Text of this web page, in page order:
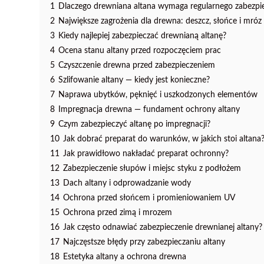
1 Dlaczego drewniana altana wymaga regularnego
2 Największe zagrożenia dla drewna: deszcz, słońce i mróz
3 Kiedy najlepiej zabezpieczać drewnianą altanę?
4 Ocena stanu altany przed rozpoczęciem prac
5 Czyszczenie drewna przed zabezpieczeniem
6 Szlifowanie altany — kiedy jest konieczne?
7 Naprawa ubytków, pęknięć i uszkodzonych elementów
8
Impregnacja drewna — fundament ochrony altany
9 Czym zabezpieczyć altanę po impregnacji?
10 Jak dobrać preparat do warunków, w jakich stoi altana?
11 Jak prawidłowo nakładać preparat ochronny?
12 Zabezpieczenie słupów i miejsc styku z podłożem
13 Dach altany i odprowadzanie wody
14 Ochrona przed słońcem i promieniowaniem UV
15 Ochrona przed zimą i mrozem
16 Jak często odnawiać zabezpieczenie drewnianej altany?
17 Najczęstsze błędy przy zabezpieczaniu altany
18 Estetyka altany a ochrona drewna